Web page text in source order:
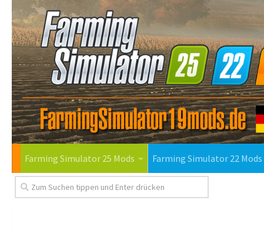
Farming Simulator 25 Mods Farming Simulator 22 Mods